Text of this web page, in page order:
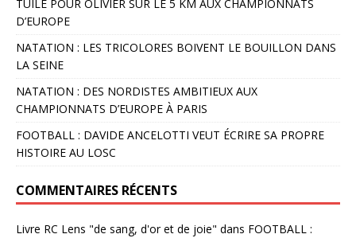
TUILE POUR OLIVIER SUR LE 5 KM AUX CHAMPIONNATS
D’EUROPE
NATATION : LES TRICOLORES BOIVENT LE BOUILLON DANS
LA SEINE
NATATION : DES NORDISTES AMBITIEUX AUX
CHAMPIONNATS D’EUROPE À PARIS
FOOTBALL : DAVIDE ANCELOTTI VEUT ÉCRIRE SA PROPRE
HISTOIRE AU LOSC
COMMENTAIRES RÉCENTS
Livre RC Lens "de sang, d'or et de joie" dans FOOTBALL :